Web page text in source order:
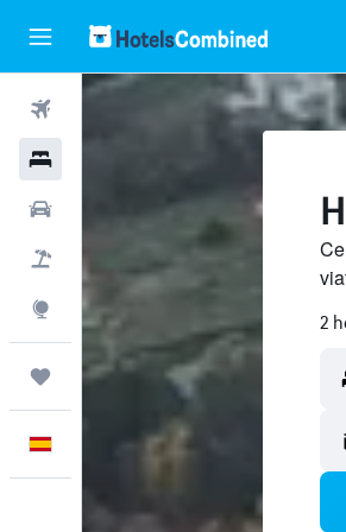
Vol+hotel
Explore
Viatges
Català
2